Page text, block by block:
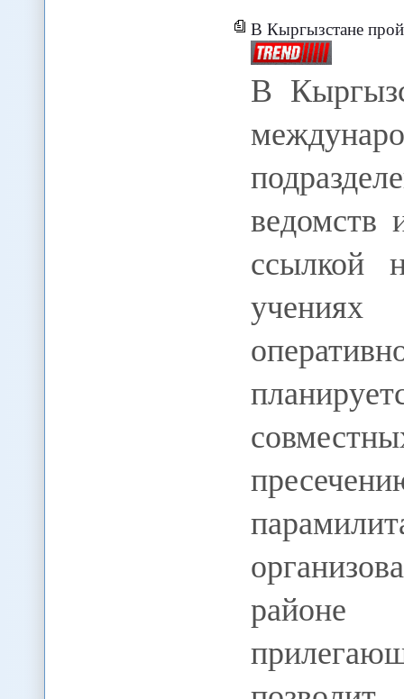
В Кыргызстане
В
районе